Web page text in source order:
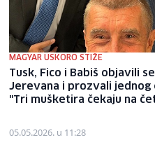
MAGYAR USKORO STIŽE
Tusk, Fico i Babiš objavili
Jerevana i prozvali jednog
"Tri mušketira čekaju na
05.05.2026. u 11:28